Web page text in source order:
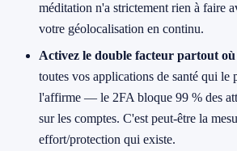
méditation n'a strictement rien à faire
votre géolocalisation en continu.
Activez le double facteur partout où
toutes vos applications de santé qui le
l'affirme — le 2FA bloque 99 % des
sur les comptes. C'est peut-être la
effort/protection qui existe.